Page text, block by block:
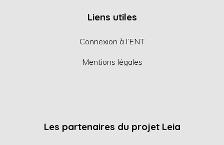
Liens utiles
Connexion à l’ENT
Mentions légales
Les partenaires du projet Leia